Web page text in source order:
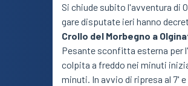
Si chiude subito l'avventura di
gare disputate ieri hanno
Crollo del Morbegno a
Pesante sconfitta esterna per
colpita a freddo nei minuti
minuti. In avvio di ripresa al 7'